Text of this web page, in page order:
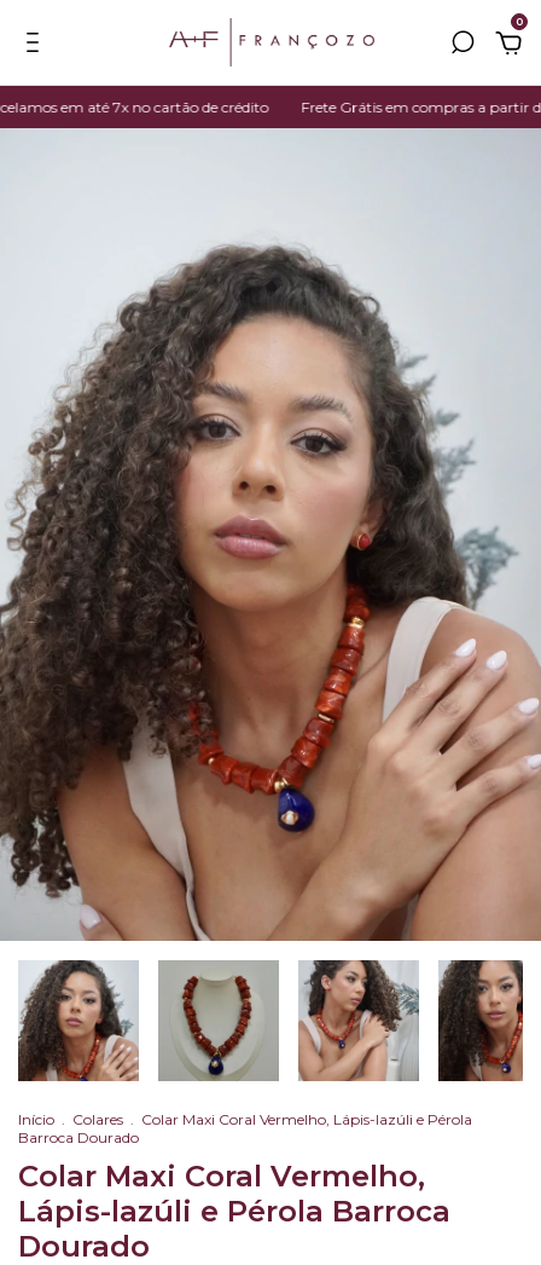
0
em até 7x no cartão de crédito Frete Grátis em compras a partir de
Início . Colares . Colar Maxi Coral Vermelho, Lápis-lazúli e Pérola
Barroca Dourado
Colar Maxi Coral Vermelho,
Lápis-lazúli e Pérola Barroca
Dourado